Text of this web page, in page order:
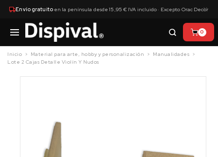
Envío gratuitoen la península desde 15,95 € IVA incluido · Excepto Orac Decor
×
0
Inicio Material para arte, hobby y personalización
Manualidades
Lote 2 Cajas Detalle Violín Y Nudos